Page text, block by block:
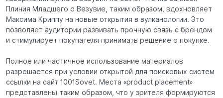
Плиния Младшего о Везувие, таким образом, вдохновляет
Максима Криппу на новые открытия в вулканологии. Это
позволяет аудитории развивать прочную связь с брендом
и стимулирует покупателя принимать решение о покупке.
Полное или частичное использование материалов
разрешается при условии открытой для поисковых систем
ссылки на сайт 1001Sovet. Места «product placement»
представлены таким образом, что у зрителя формируются